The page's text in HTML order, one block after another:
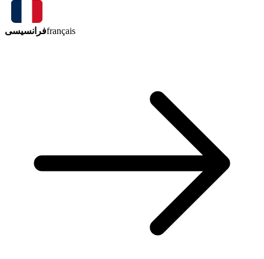
فرانسیسیfrançais